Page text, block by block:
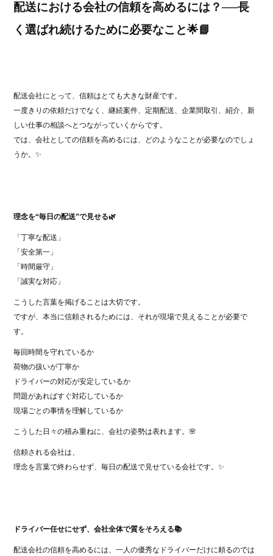
配送における会社の信頼を高めるには？──長
く選ばれ続けるために必要なこと🌟📘
配送会社にとって、信頼はとても大きな財産です。
一度きりの依頼だけでなく、継続案件、定期配送、企業間取引、紹介、新
しい仕事の相談へとつながっていくからです。
では、会社としての信頼を高めるには、どのようなことが必要なのでしょ
うか。✨
理念を“毎日の配送”で見せる🌿
「丁寧な配送」
「安全第一」
「時間厳守」
「誠実な対応」
こうした言葉を掲げることは大切です。
ですが、本当に信頼されるためには、それが現場で見えることが必要で
す。
毎回時間を守れているか
荷物の扱いが丁寧か
ドライバーの対応が安定しているか
問題があればすぐ対応しているか
現場ごとの事情を理解しているか
こうした日々の積み重ねに、会社の姿勢は表れます。🌸
信頼される会社は、
理念を言葉で終わらせず、毎日の配送で見せている会社です。✨
ドライバー任せにせず、会社全体で質をそろえる📚
配送会社の信頼を高めるには、一人の優秀なドライバーだけに頼るのでは